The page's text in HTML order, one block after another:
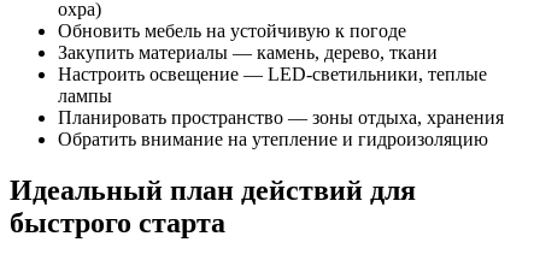
охра)
Обновить мебель на устойчивую к погоде
Закупить материалы — камень, дерево, ткани
Настроить освещение — LED-светильники, теплые
лампы
Планировать пространство — зоны отдыха, хранения
Обратить внимание на утепление и гидроизоляцию
Идеальный план действий для
быстрого старта